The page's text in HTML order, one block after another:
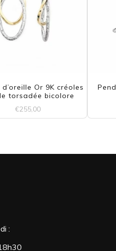
Or 9K créoles
torsadée bicolore
€255,00
: